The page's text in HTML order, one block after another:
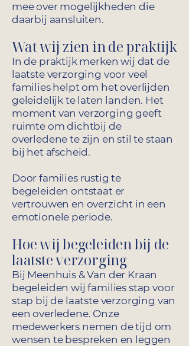
mee over mogelijkheden die
daarbij aansluiten.
Wat wij zien in de praktijk
In de praktijk merken wij dat de
laatste verzorging voor veel
families helpt om het overlijden
geleidelijk te laten landen. Het
moment van verzorging geeft
ruimte om dichtbij de
overledene te zijn en stil te staan
bij het afscheid.
Door families rustig te
begeleiden ontstaat er
vertrouwen en overzicht in een
emotionele periode.
Hoe wij begeleiden bij de
laatste verzorging
Bij Meenhuis & Van der Kraan
begeleiden wij families stap voor
stap bij de laatste verzorging van
een overledene. Onze
medewerkers nemen de tijd om
wensen te bespreken en leggen